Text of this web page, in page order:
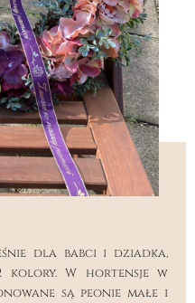
dla babci i dziadka,
kolory. W hortensje w
są peonie małe i